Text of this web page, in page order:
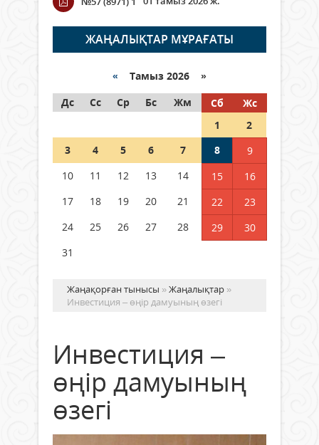
ӨТЕДІ?
06 тамыз 2026 ж. 267
граждане Казахстана,
05 тамыз 2026 ж. 148
Шетелде жүрген Қазақстан
азаматтары қалай дауыс бере
ЖАҢАЛЫҚТАР МҰРАҒАТЫ
« Тамыз 2026 »
Дс
Сс Ср Бс Жм Сб
Жс
1
2
3
4 5 6 7 8
9
10
11 12 13 14 15
16
17
18 19 20 21 22
23
24
25 26 27 28 29
30
31
Жаңақорған тынысы »Жаңалықтар »
Инвестиция – өңір дамуының өзегі
Инвестиция –
өңір дамуының
өзегі